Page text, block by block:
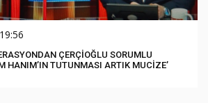
ÇERÇİOĞLU SORUMLU
HANIM’IN TUTUNMASI ARTIK MUCİZE’